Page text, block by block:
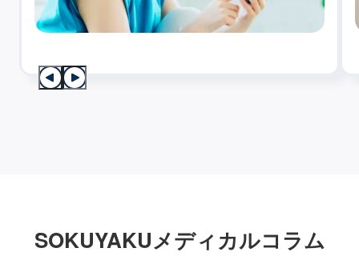
SOKUYAKUメディカルコラム